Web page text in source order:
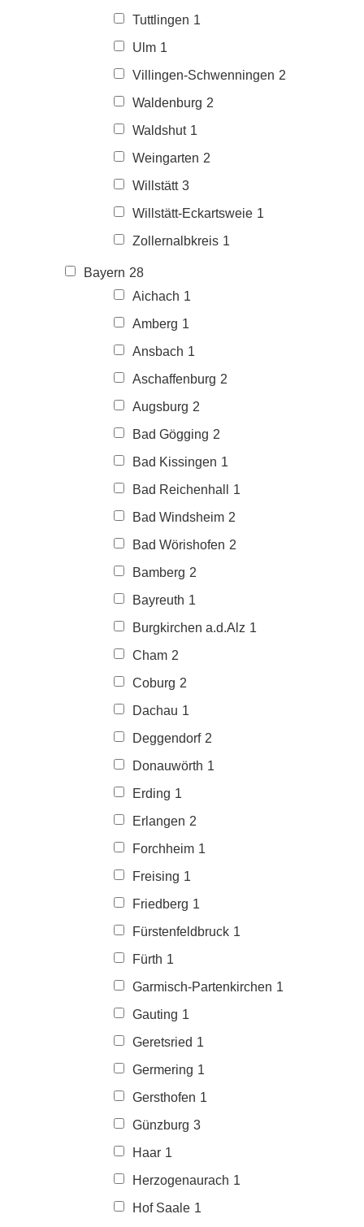
Tuttlingen 1
Ulm 1
Villingen-Schwenningen 2
Waldenburg 2
Waldshut 1
Weingarten 2
Willstätt 3
Willstätt-Eckartsweie 1
Zollernalbkreis 1
Bayern 28
Aichach 1
Amberg 1
Ansbach 1
Aschaffenburg 2
Augsburg 2
Bad Gögging 2
Bad Kissingen 1
Bad Reichenhall
1
Bad Windsheim 2
Bad Wörishofen 2
Bamberg 2
Bayreuth 1
Burgkirchen a.d.Alz 1
Cham 2
Coburg 2
Dachau 1
Deggendorf 2
Donauwörth 1
Erding 1
Erlangen 2
Forchheim 1
Freising 1
Friedberg 1
Fürstenfeldbruck 1
Fürth 1
Garmisch-Partenkirchen 1
Gauting 1
Geretsried 1
Germering 1
Gersthofen 1
Günzburg 3
Haar 1
Herzogenaurach 1
Hof Saale 1